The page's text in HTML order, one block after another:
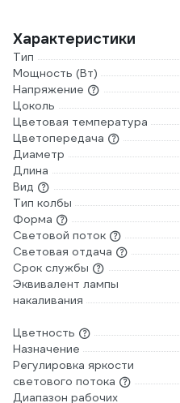
Характеристики
Тип
Мощность (Вт)
Напряжение
Цоколь
Цветовая температура
Цветопередача
Диаметр
Длина
Вид
Тип колбы
Форма
Световой поток
Световая отдача
Срок службы
Эквивалент лампы
накаливания
Цветность
Назначение
Регулировка яркости
светового потока
Диапазон рабочих